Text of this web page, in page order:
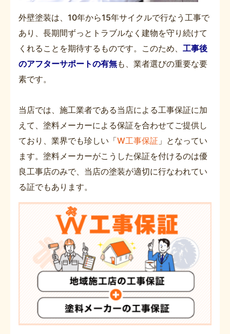
外壁塗装は、10年から15年サイクルで行なう工事で
あり、長期間ずっとトラブルなく建物を守り続けて
くれることを期待するものです。このため、 工事後
のアフターサポートの有無も、業者選びの重要な要
素です。
当店では、施工業者である当店による工事保証に加
えて、塗料メーカーによる保証を合わせてご提供し
ており、業界でも珍しい「W工事保証 」となってい
ます。塗料メーカーがこうした保証を付けるのは優
良工事店のみで、当店の塗装が適切に行なわれてい
る証でもあります。